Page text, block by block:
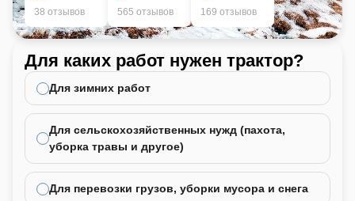
38 отзывов 565 отзывов 169 отзывов
Для каких работ нужен трактор?
Для зимних работ
Для сельскохозяйственных нужд (пахота,
уборка травы и другое)
Для перевозки грузов, уборки мусора и снега